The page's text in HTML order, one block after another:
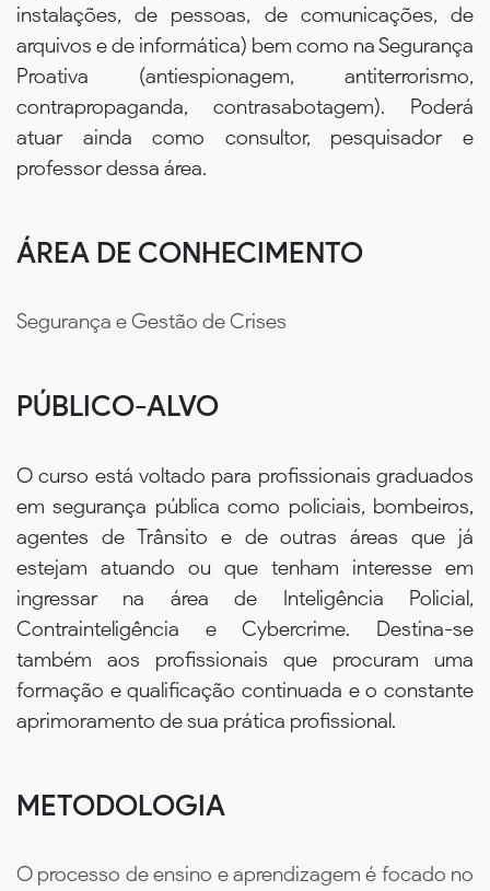
instalações, de pessoas, de comunicações, de
arquivos e de informática) bem como na Segurança
Proativa (antiespionagem, antiterrorismo,
contrapropaganda, contrasabotagem). Poderá
atuar ainda como consultor, pesquisador e
professor dessa área.
ÁREA DE CONHECIMENTO
Segurança e Gestão de Crises
PÚBLICO-ALVO
O curso está voltado para profissionais graduados
em segurança pública como policiais, bombeiros,
agentes de Trânsito e de outras áreas que já
estejam atuando ou que tenham interesse em
ingressar na área de Inteligência Policial,
Contrainteligência e Cybercrime. Destina-se
também aos profissionais que procuram uma
formação e qualificação continuada e o constante
aprimoramento de sua prática profissional.
METODOLOGIA
O processo de ensino e aprendizagem é focado no